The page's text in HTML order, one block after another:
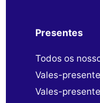
Presentes
Todos os
Vales-
Vales-